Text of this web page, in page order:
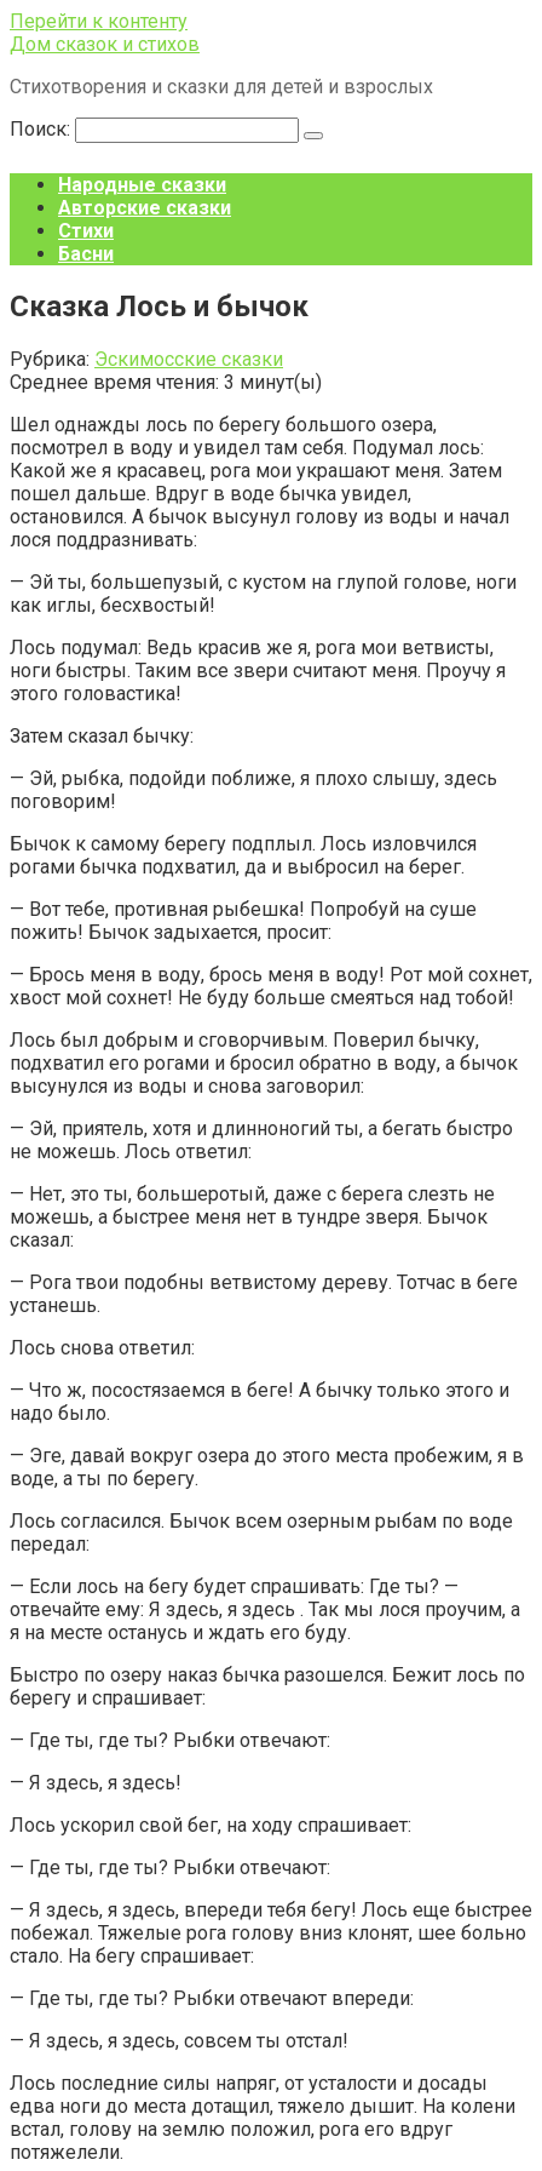
Перейти к контенту
Дом сказок и стихов
Стихотворения и сказки для детей и взрослых
Поиск:
Народные сказки
Авторские сказки
Стихи
Басни
Сказка Лось и бычок
Рубрика: Эскимосские сказки
Среднее время чтения: 3 минут(ы)
Шел однажды лось по берегу большого озера,
посмотрел в воду и увидел там себя. Подумал лось:
Какой же я красавец, рога мои украшают меня. Затем
пошел дальше. Вдруг в воде бычка увидел,
остановился. А бычок высунул голову из воды и начал
лося поддразнивать:
— Эй ты, большепузый, с кустом на глупой голове, ноги
как иглы, бесхвостый!
Лось подумал: Ведь красив же я, рога мои ветвисты,
ноги быстры. Таким все звери считают меня. Проучу я
этого головастика!
Затем сказал бычку:
— Эй, рыбка, подойди поближе, я плохо слышу, здесь
поговорим!
Бычок к самому берегу подплыл. Лось изловчился
рогами бычка подхватил, да и выбросил на берег.
— Вот тебе, противная рыбешка! Попробуй на суше
пожить! Бычок задыхается, просит:
— Брось меня в воду, брось меня в воду! Рот мой сохнет,
хвост мой сохнет! Не буду больше смеяться над тобой!
Лось был добрым и сговорчивым. Поверил бычку,
подхватил его рогами и бросил обратно в воду, а бычок
высунулся из воды и снова заговорил:
— Эй, приятель, хотя и длинноногий ты, а бегать быстро
не можешь. Лось ответил:
— Нет, это ты, большеротый, даже с берега слезть не
можешь, а быстрее меня нет в тундре зверя. Бычок
сказал:
— Рога твои подобны ветвистому дереву. Тотчас в беге
устанешь.
Лось снова ответил:
— Что ж, посостязаемся в беге! А бычку только этого и
надо было.
— Эге, давай вокруг озера до этого места пробежим, я в
воде, а ты по берегу.
Лось согласился. Бычок всем озерным рыбам по воде
передал:
— Если лось на бегу будет спрашивать: Где ты? —
отвечайте ему: Я здесь, я здесь . Так мы лося проучим, а
я на месте останусь и ждать его буду.
Быстро по озеру наказ бычка разошелся. Бежит лось по
берегу и спрашивает:
— Где ты, где ты? Рыбки отвечают:
— Я здесь, я здесь!
Лось ускорил свой бег, на ходу спрашивает:
— Где ты, где ты? Рыбки отвечают:
— Я здесь, я здесь, впереди тебя бегу! Лось еще быстрее
побежал. Тяжелые рога голову вниз клонят, шее больно
стало. На бегу спрашивает:
— Где ты, где ты? Рыбки отвечают впереди:
— Я здесь, я здесь, совсем ты отстал!
Лось последние силы напряг, от усталости и досады
едва ноги до места дотащил, тяжело дышит. На колени
встал, голову на землю положил, рога его вдруг
потяжелели.